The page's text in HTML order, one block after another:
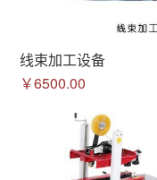
线束加工设备
￥6500.00